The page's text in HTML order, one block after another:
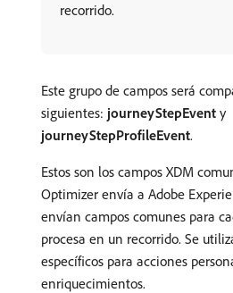
recorrido.
Este grupo de campos será
siguientes: journeyStepEvent y
journeyStepProfileEvent.
Estos son los campos XDM
Optimizer envía a Adobe
envían campos comunes para
procesa en un recorrido. Se
específicos para acciones
enriquecimientos.